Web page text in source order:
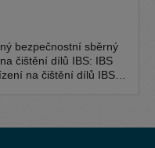
bezpečnostní sběrný
dílů IBS: IBS
Odkapávací